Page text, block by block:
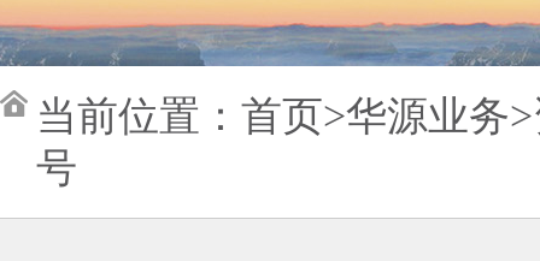
当前位置： 首页>华源业务>
号